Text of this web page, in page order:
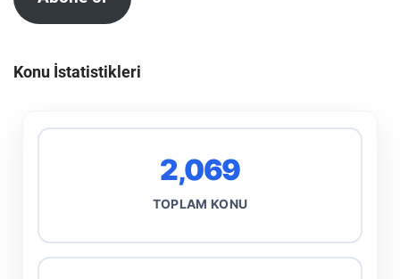
Konu İstatistikleri
2,069
TOPLAM KONU